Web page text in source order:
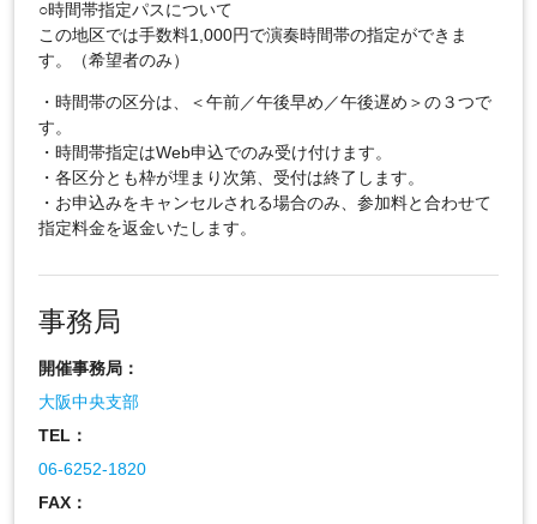
○時間帯指定パスについて
この地区では手数料1,000円で演奏時間帯の指定ができま
す。（希望者のみ）
・時間帯の区分は、＜午前／午後早め／午後遅め＞の３つで
す。
・時間帯指定はWeb申込でのみ受け付けます。
・各区分とも枠が埋まり次第、受付は終了します。
・お申込みをキャンセルされる場合のみ、参加料と合わせて
指定料金を返金いたします。
事務局
開催事務局：
大阪中央支部
TEL：
06-6252-1820
FAX：